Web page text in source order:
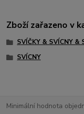
Zboží zařazeno v
SVÍČKY & SVÍCNY &
SVÍCNY
Minimální hodnota